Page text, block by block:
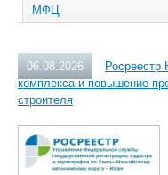
МФЦ
06.08.2026
Росреестр
комплекса и повышение
строителя